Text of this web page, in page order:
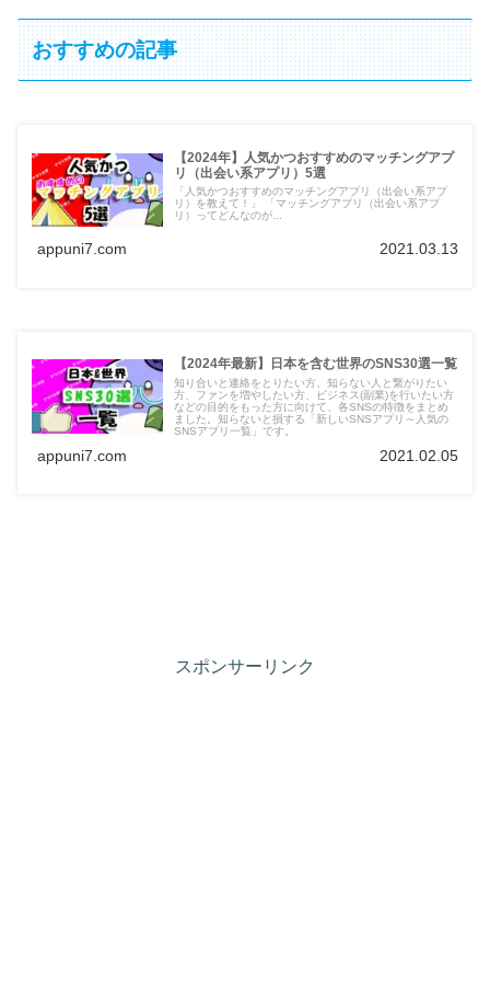
おすすめの記事
【2024年】人気かつおすすめのマッチングアプ
リ（出会い系アプリ）5選
「人気かつおすすめのマッチングアプリ（出会い系アプ
リ）を教えて！」 「マッチングアプリ（出会い系アプ
リ）ってどんなのが...
appuni7.com 2021.03.13
【2024年最新】日本を含む世界のSNS30選一覧
知り合いと連絡をとりたい方、知らない人と繋がりたい
方、ファンを増やしたい方、ビジネス(副業)を行いたい方
などの目的をもった方に向けて、各SNSの特徴をまとめ
ました。知らないと損する「新しいSNSアプリ～人気の
SNSアプリ一覧」です。
appuni7.com 2021.02.05
スポンサーリンク